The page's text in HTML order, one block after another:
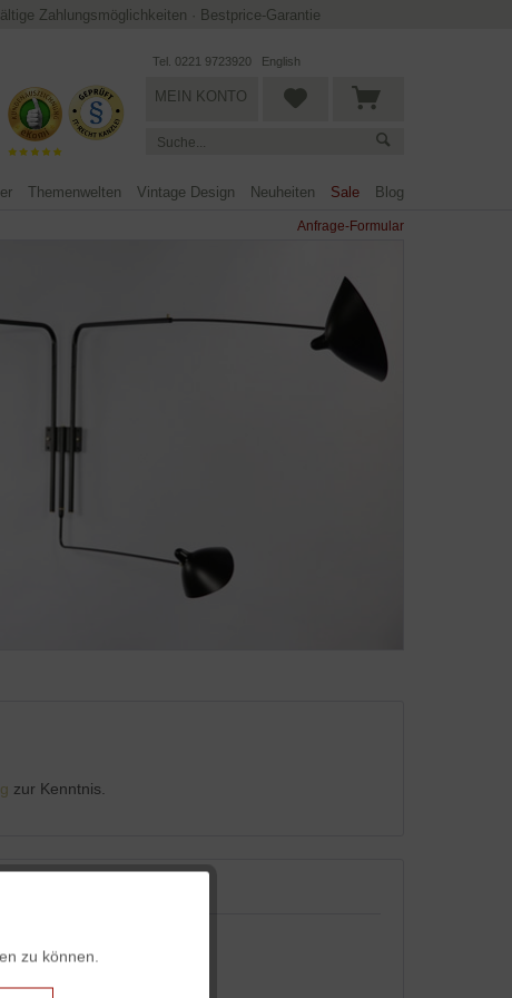
Zahlungsmöglichkeiten · Bestprice-Garantie
Tel. 0221 9723920 English
MEIN KONTO
Themenwelten Vintage Design Neuheiten Sale Blog
Anfrage-Formular
zur Kenntnis.
zu können.